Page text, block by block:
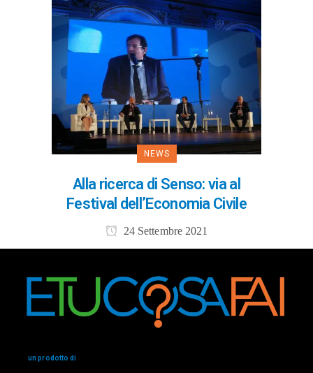
NEWS
Alla ricerca di Senso: via al
Festival dell’Economia Civile
24 Settembre 2021
un prodotto di